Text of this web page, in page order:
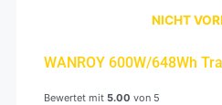
NICHT
WANROY 600W/648Wh
Bewertet mit 5.00 von 5